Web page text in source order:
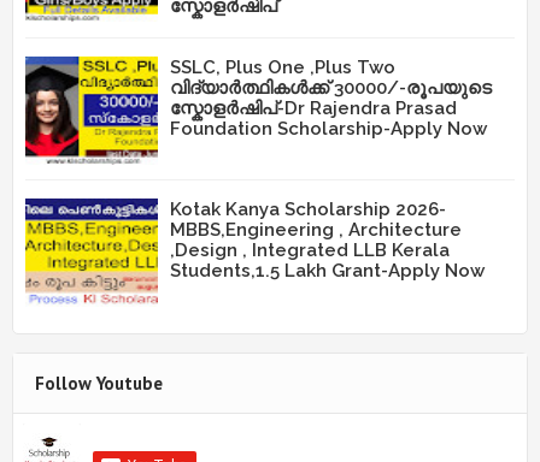
സ്കോളർഷിപ്
SSLC, Plus One ,Plus Two
വിദ്യാർത്ഥികൾക്ക് 30000/-രൂപയുടെ
സ്കോളർഷിപ്-Dr Rajendra Prasad
Foundation Scholarship-Apply Now
Kotak Kanya Scholarship 2026-
MBBS,Engineering , Architecture
,Design , Integrated LLB Kerala
Students,1.5 Lakh Grant-Apply Now
Follow Youtube